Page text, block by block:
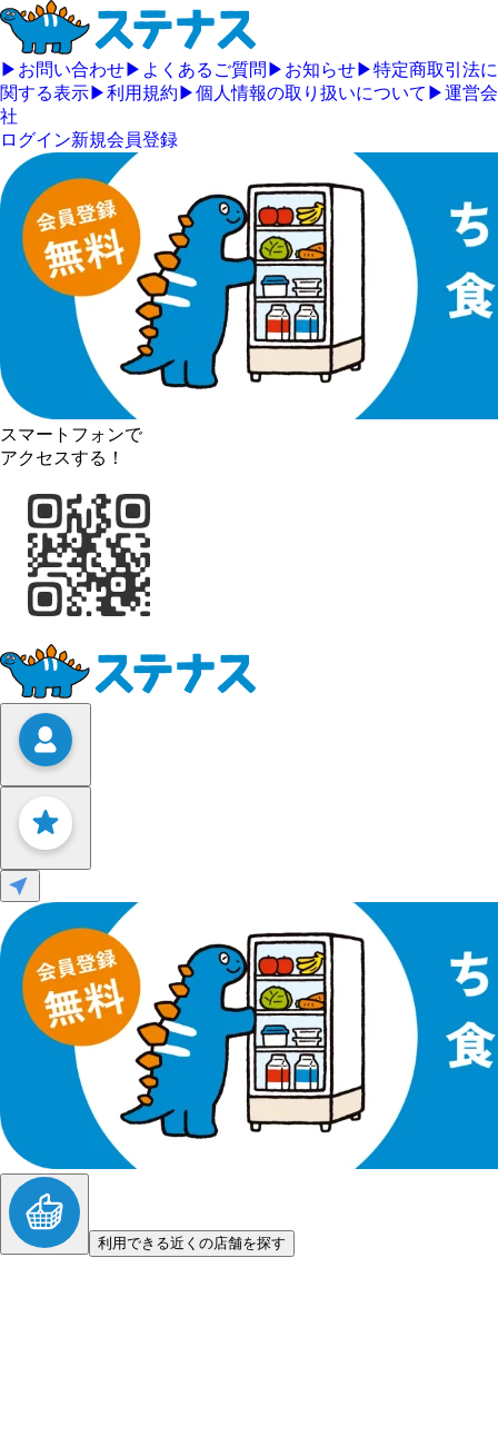
▶ お問い合わせ▶ よくあるご質問 ▶ お知らせ▶特定商取引法に
関する表示▶利用規約 ▶個人情報の取り扱いについて ▶運営会
社
ログイン新規会員登録
スマートフォンで
アクセスする！
Leaflet
利用できる近くの店舗を探す